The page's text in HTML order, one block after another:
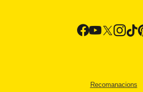
Recomanacions